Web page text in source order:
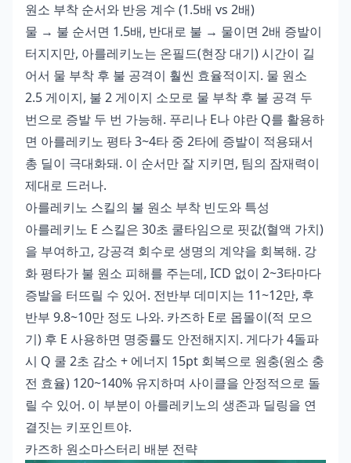
원소 부착 순서와 반응 계수 (1.5배 vs 2배)
물 → 불 순서면 1.5배, 반대로 불 → 물이면 2배 증발이
터지지만, 아를레키노는 온필드(현장 대기) 시간이 길
어서 물 부착 후 불 공격이 훨씬 효율적이지. 물 원소
2.5 게이지, 불 2 게이지 소모로 물 부착 후 불 공격 두
번으로 증발 두 번 가능해. 푸리나 E나 야란 Q를 활용하
면 아를레키노 평타 3~4타 중 2타에 증발이 적용돼서
총 딜이 극대화돼. 이 순서만 잘 지키면, 팀의 잠재력이
제대로 드러나.
아를레키노 스킬의 불 원소 부착 빈도와 특성
아를레키노 E 스킬은 30초 쿨타임으로 핏값(혈액 가치)
을 부여하고, 강공격 회수로 생명의 계약을 회복해. 강
화 평타가 불 원소 피해를 주는데, ICD 없이 2~3타마다
증발을 터뜨릴 수 있어. 전반부 데미지는 11~12만, 후
반부 9.8~10만 정도 나와. 카즈하 E로 몹몰이(적 모으
기) 후 E 사용하면 명중률도 안전해지지. 게다가 4돌파
시 Q 쿨 2초 감소 + 에너지 15pt 회복으로 원충(원소 충
전 효율) 120~140% 유지하며 사이클을 안정적으로 돌
릴 수 있어. 이 부분이 아를레키노의 생존과 딜링을 연
결짓는 키포인트야.
카즈하 원소마스터리 배분 전략